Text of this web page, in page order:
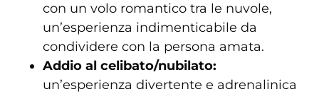
con un volo romantico tra le nuvole,
un’esperienza indimenticabile da
condividere con la persona amata.
Addio al celibato/nubilato:
un’esperienza divertente e adrenalinica